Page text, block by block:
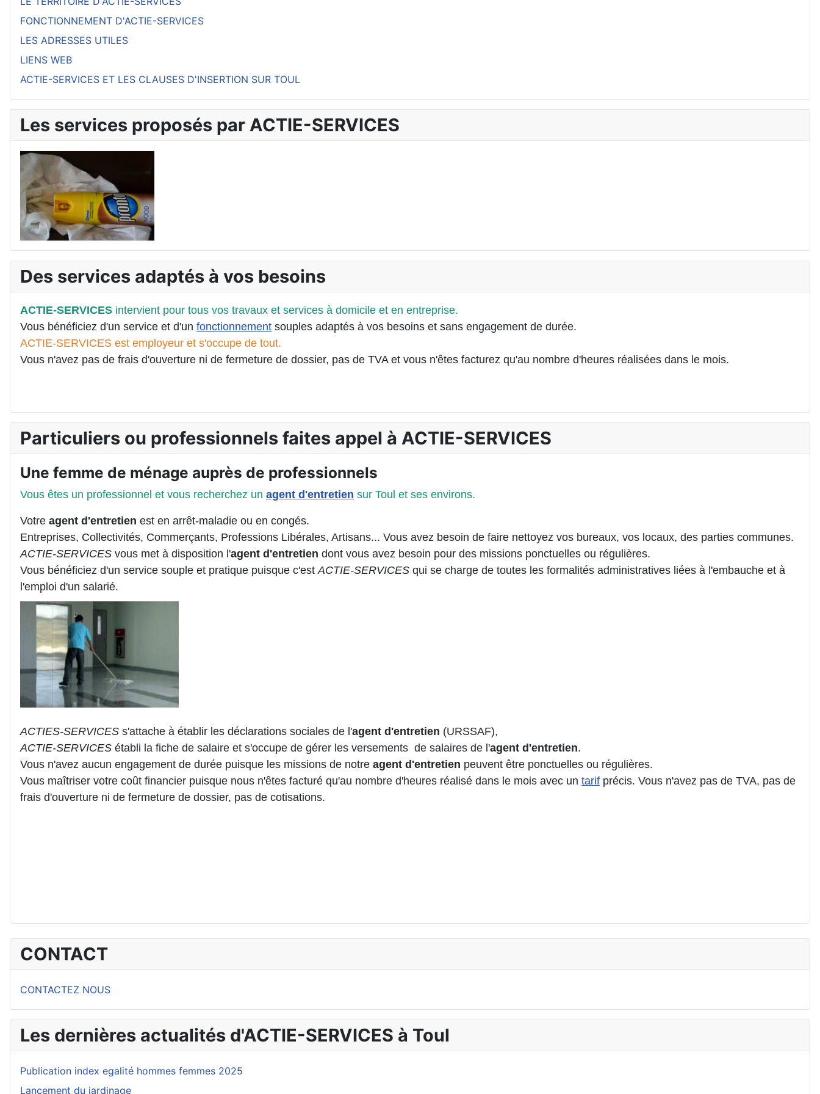
FONCTIONNEMENT D'ACTIE-SERVICES
LES ADRESSES UTILES
LIENS WEB
ACTIE-SERVICES ET LES CLAUSES D'INSERTION SUR TOUL
Les services proposés par ACTIE-SERVICES
Des services adaptés à vos besoins
ACTIE-SERVICES intervient pour tous vos travaux et services à domicile et en entreprise.
Vous bénéficiez d'un service et d'un fonctionnement souples adaptés à vos besoins et sans engagement de durée.
ACTIE-SERVICES est employeur et s'occupe de tout.
Vous n'avez pas de frais d'ouverture ni de fermeture de dossier, pas de TVA et vous n'êtes facturez qu'au nombre d'heures réalisées dans le mois.
Particuliers ou professionnels faites appel à ACTIE-SERVICES
Une femme de ménage auprès de professionnels
Vous êtes un professionnel et vous recherchez un agent d'entretien sur Toul et ses environs.
Votre agent d'entretien est en arrêt-maladie ou en congés.
Entreprises, Collectivités, Commerçants, Professions Libérales, Artisans... Vous avez besoin de faire nettoyez vos bureaux, vos locaux, des parties communes.
ACTIE-SERVICES vous met à disposition l'agent d'entretien dont vous avez besoin pour des missions ponctuelles ou régulières.
Vous bénéficiez d'un service souple et pratique puisque c'estACTIE-SERVICES qui se charge de toutes les formalités administratives liées à l'embauche et à
l'emploi d'un salarié.
ACTIES-SERVICES s'attache à établir les déclarations sociales de l'agent d'entretien (URSSAF),
ACTIE-SERVICES établi la fiche de salaire et s'occupe de gérer les versements de salaires de l'agent d'entretien.
Vous n'avez aucun engagement de durée puisque les missions de notre agent d'entretien peuvent être ponctuelles ou régulières.
Vous maîtriser votre coût financier puisque nous n'êtes facturé qu'au nombre d'heures réalisé dans le mois avec un tarif précis. Vous n'avez pas de TVA, pas de
frais d'ouverture ni de fermeture de dossier, pas de cotisations.
CONTACT
CONTACTEZ NOUS
Les dernières actualités d'ACTIE-SERVICES à Toul
Publication index egalité hommes femmes 2025
Lancement du jardinage